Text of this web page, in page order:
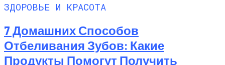
ЗДОРОВЬЕ И КРАСОТА
7 Домашних Способов
Отбеливания Зубов: Какие
Продукты Помогут Получить